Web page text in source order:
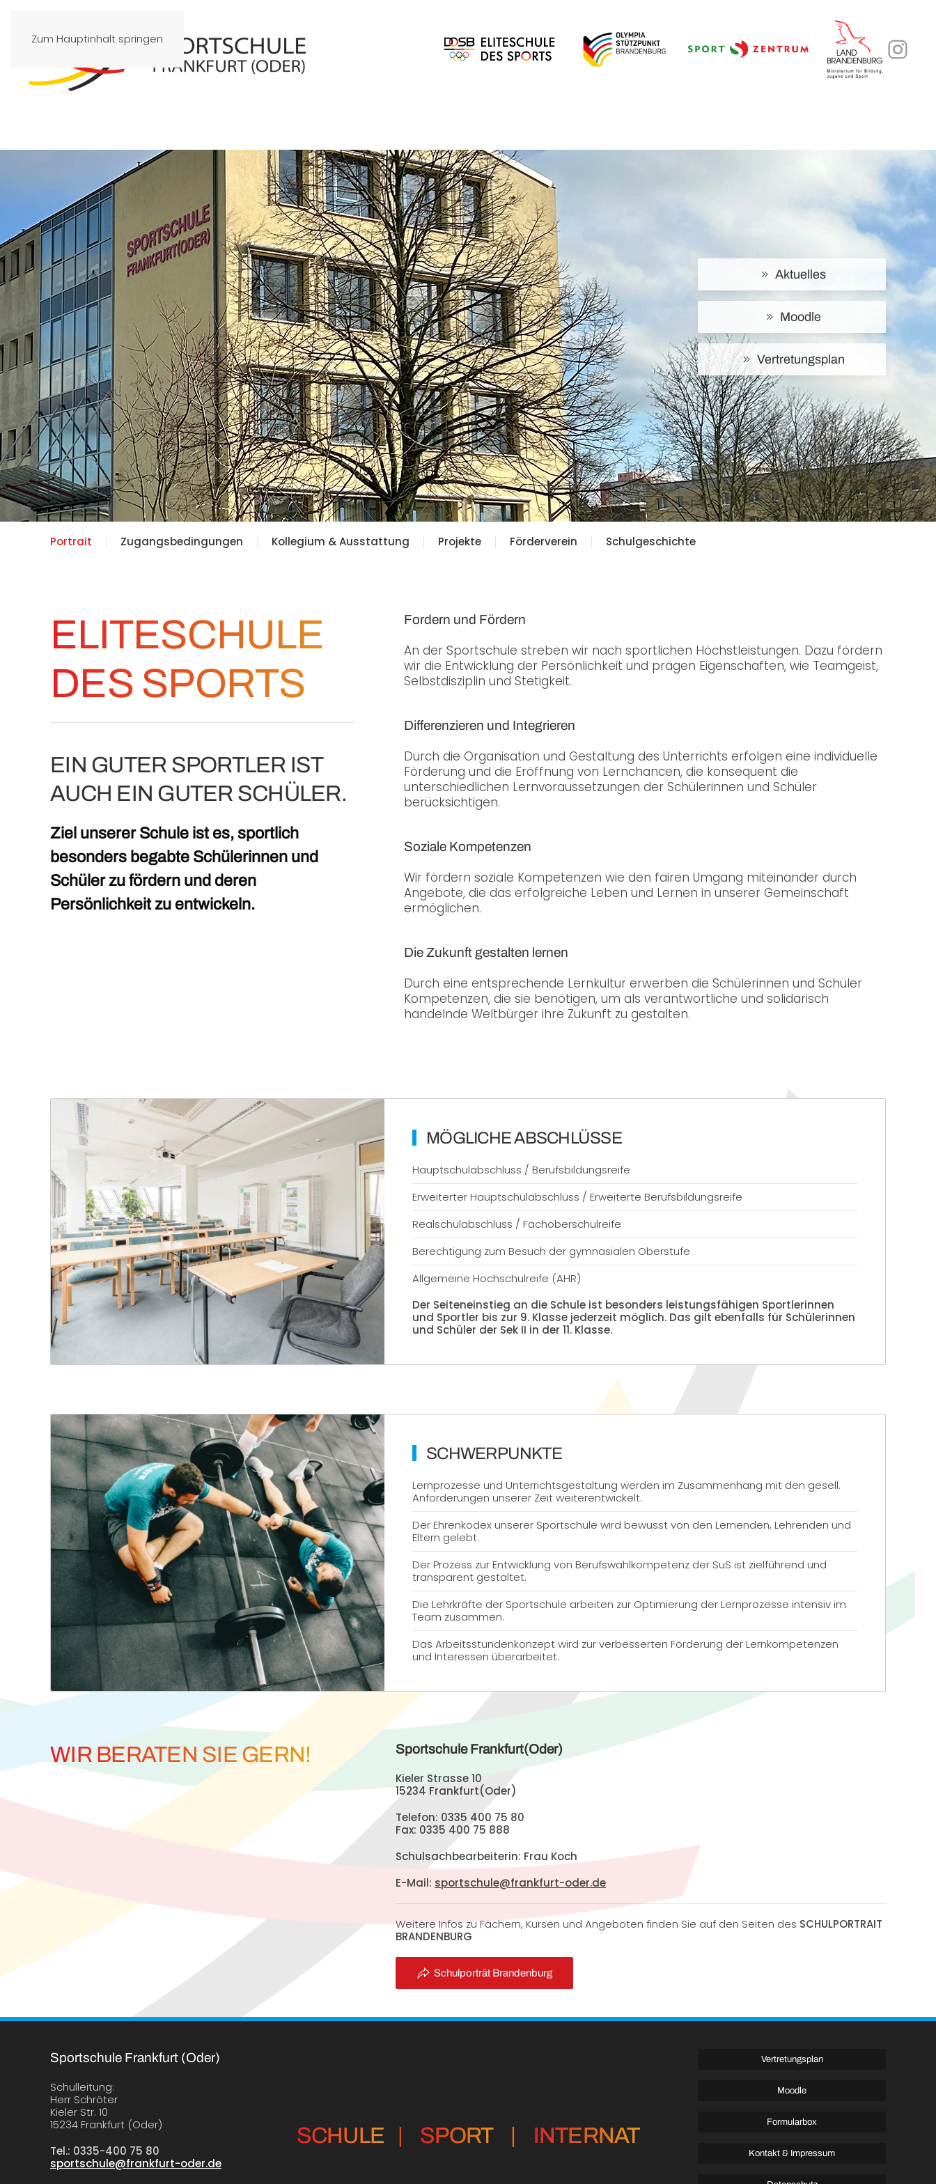
Zum Hauptinhalt springen
Aktuelles
Moodle
Vertretungsplan
Portrait Zugangsbedingungen Kollegium & Ausstattung Projekte Förderverein Schulgeschichte
ELITESCHULE
DES SPORTS
EIN GUTER SPORTLER IST
AUCH EIN GUTER SCHÜLER.
Ziel unserer Schule ist es, sportlich
besonders begabte Schülerinnen und
Schüler zu fördern und deren
Persönlichkeit zu entwickeln.
Fordern und Fördern
An der Sportschule streben wir nach sportlichen Höchstleistungen. Dazu fördern
wir die Entwicklung der Persönlichkeit und prägen Eigenschaften, wie Teamgeist,
Selbstdisziplin und Stetigkeit.
Differenzieren und Integrieren
Durch die Organisation und Gestaltung des Unterrichts erfolgen eine individuelle
Förderung und die Eröffnung von Lernchancen, die konsequent die
unterschiedlichen Lernvoraussetzungen der Schülerinnen und Schüler
berücksichtigen.
Soziale Kompetenzen
Wir fördern soziale Kompetenzen wie den fairen Umgang miteinander durch
Angebote, die das erfolgreiche Leben und Lernen in unserer Gemeinschaft
ermöglichen.
Die Zukunft gestalten lernen
Durch eine entsprechende Lernkultur erwerben die Schülerinnen und Schüler
Kompetenzen, die sie benötigen, um als verantwortliche und solidarisch
handelnde Weltbürger ihre Zukunft zu gestalten.
MÖGLICHE ABSCHLÜSSE
Hauptschulabschluss / Berufsbildungsreife
Erweiterter Hauptschulabschluss / Erweiterte Berufsbildungsreife
Realschulabschluss / Fachoberschulreife
Berechtigung zum Besuch der gymnasialen Oberstufe
Allgemeine Hochschulreife (AHR)
Der Seiteneinstieg an die Schule ist besonders leistungsfähigen Sportlerinnen
und Sportler bis zur 9. Klasse jederzeit möglich. Das gilt ebenfalls für Schülerinnen
und Schüler der Sek II in der 11. Klasse.
SCHWERPUNKTE
Lernprozesse und Unterrichtsgestaltung werden im Zusammenhang mit den gesell.
Anforderungen unserer Zeit weiterentwickelt.
Der Ehrenkodex unserer Sportschule wird bewusst von den Lernenden, Lehrenden und
Eltern gelebt.
Der Prozess zur Entwicklung von Berufswahlkompetenz der SuS ist zielführend und
transparent gestaltet.
Die Lehrkräfte der Sportschule arbeiten zur Optimierung der Lernprozesse intensiv im
Team zusammen.
Das Arbeitsstundenkonzept wird zur verbesserten Förderung der Lernkompetenzen
und Interessen überarbeitet.
WIR BERATEN SIE GERN!
Sportschule Frankfurt(Oder)
Kieler Strasse 10
15234 Frankfurt(Oder)
Telefon: 0335 400 75 80
Fax: 0335 400 75 888
Schulsachbearbeiterin: Frau Koch
E-Mail: sportschule@frankfurt-oder.de
Weitere Infos zu Fächern, Kursen und Angeboten finden Sie auf den Seiten des SCHULPORTRAIT
BRANDENBURG
Schulporträt Brandenburg
Sportschule Frankfurt (Oder)
Schulleitung:
Herr Schröter
Kieler Str. 10
15234 Frankfurt (Oder)
Tel.: 0335-400 75 80
sportschule@frankfurt-oder.de
SCHULE | SPORT| INTERNAT
Vertretungsplan
Moodle
Formularbox
Kontakt & Impressum